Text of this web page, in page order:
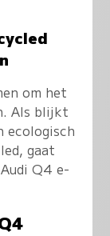
om het
Als blijkt
ecologisch
gaat
Q4 e-